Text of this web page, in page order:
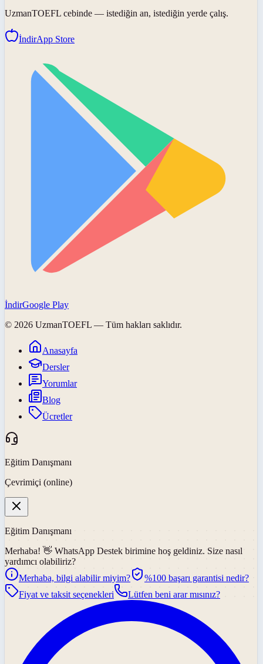
UzmanTOEFL cebinde — istediğin an, istediğin yerde çalış.
İndirApp Store
İndirGoogle Play
© 2026 UzmanTOEFL — Tüm hakları saklıdır.
Anasayfa
Dersler
Yorumlar
Blog
Ücretler
Eğitim Danışmanı
Çevrimiçi (online)
Eğitim Danışmanı
Merhaba! 👋 WhatsApp Destek birimine hoş geldiniz. Size nasıl
yardımcı olabiliriz?
Merhaba, bilgi alabilir miyim?
%100 başarı garantisi nedir?
Fiyat ve taksit seçenekleri
Lütfen beni arar mısınız?